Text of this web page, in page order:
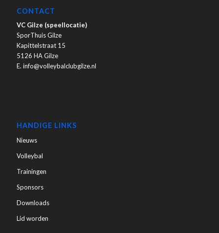
CONTACT
VC Gilze (speellocatie)
SporThuis Gilze
Kapittelstraat 15
5126 HA Gilze
E. info@volleybalclubgilze.nl
HANDIGE LINKS
Nieuws
Volleybal
Trainingen
Sponsors
Downloads
Lid worden